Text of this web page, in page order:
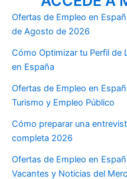
Ofertas de Empleo en
de Agosto de 2026
Cómo Optimizar tu Perfil de
en España
Ofertas de Empleo en
Turismo y Empleo Público
Cómo preparar una
completa 2026
Ofertas de Empleo en
Vacantes y Noticias del